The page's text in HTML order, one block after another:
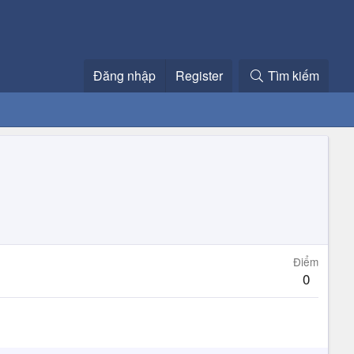
Đăng nhập Register Tìm kiếm
Điểm
0